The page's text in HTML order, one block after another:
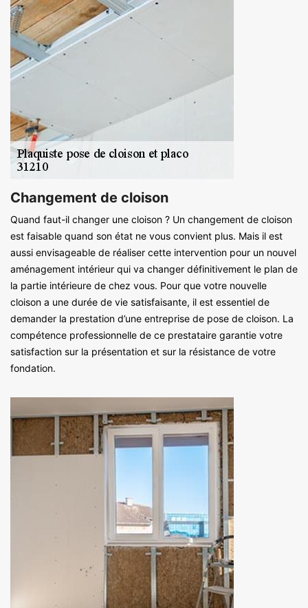
Changement de cloison
Quand faut-il changer une cloison ? Un changement de cloison
est faisable quand son état ne vous convient plus. Mais il est
aussi envisageable de réaliser cette intervention pour un nouvel
aménagement intérieur qui va changer définitivement le plan de
la partie intérieure de chez vous. Pour que votre nouvelle
cloison a une durée de vie satisfaisante, il est essentiel de
demander la prestation d’une entreprise de pose de cloison. La
compétence professionnelle de ce prestataire garantie votre
satisfaction sur la présentation et sur la résistance de votre
fondation.